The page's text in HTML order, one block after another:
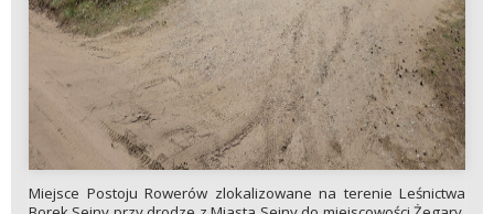
Miejsce Postoju Rowerów zlokalizowane na terenie Leśnictwa